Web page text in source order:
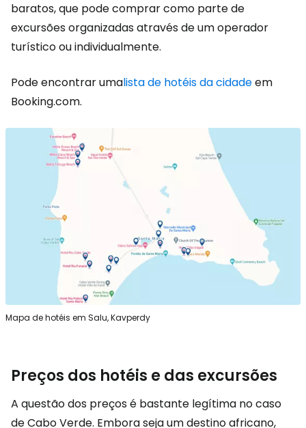
baratos, que pode comprar como parte de
excursões organizadas através de um operador
turístico ou individualmente.
Pode encontrar umalista de hotéis da cidadeem
Booking.com.
Mapa de hotéis em Salu, Kavperdy
Preços dos hotéis e das excursões
A questão dos preços é bastante legítima no caso
de Cabo Verde. Embora seja um destino africano,